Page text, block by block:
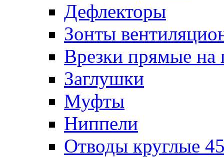
Дефлекторы
Зонты
Врезки прямые на
Заглушки
Муфты
Ниппели
Отводы круглые